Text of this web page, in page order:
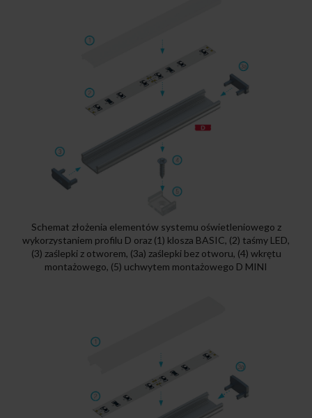
Schemat złożenia elementów systemu oświetleniowego z
wykorzystaniem profilu D oraz (1) klosza BASIC, (2) taśmy LED,
(3) zaślepki z otworem, (3a) zaślepki bez otworu, (4) wkrętu
montażowego, (5) uchwytem montażowego D MINI